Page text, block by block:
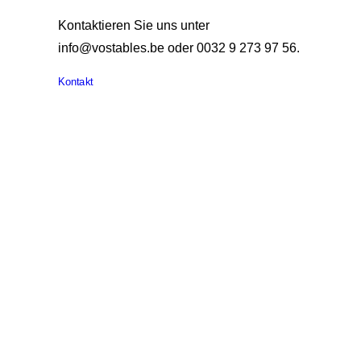
Kontaktieren Sie uns unter
info@vostables.be oder 0032 9 273 97 56.
Kontakt